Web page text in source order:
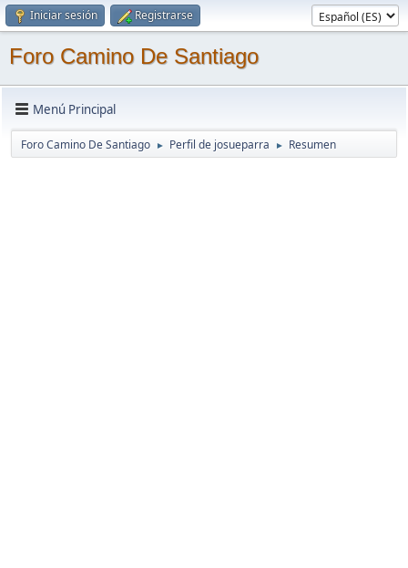
Iniciar sesión Registrarse
Foro Camino De Santiago
Menú Principal
Foro Camino De Santiago ► Perfil de josueparra ► Resumen